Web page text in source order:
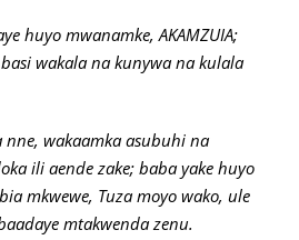
huyo mwanamke, AKAMZUIA;
wakala na kunywa na kulala
nne, wakaamka asubuhi na
ili aende zake; baba yake huyo
mkwewe, Tuza moyo wako, ule
mtakwenda zenu.